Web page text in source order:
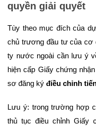
quyền giải quyết
Tùy theo mục đích của
chủ trương đầu tư của cơ
ty nước ngoài cần lưu ý
hiện cấp Giấy chứng
sơ đăng ký điều chỉnh
Lưu ý: trong trường hợp
thủ tục điều chỉnh Giấy